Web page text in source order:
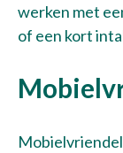
werken met
of een kort